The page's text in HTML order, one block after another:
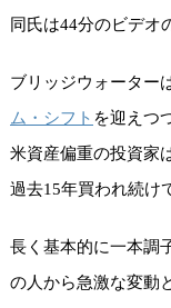
同氏は44分のビデオ
ブリッジウォーター
ム・シフト を迎えつ
米資産偏重の投資家
過去15年買われ続け
長く基本的に一本調
の人から急激な変動